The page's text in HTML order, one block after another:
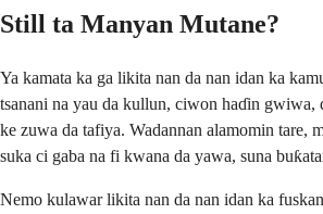
Still ta Manyan Mutane?
Ya kamata ka ga likita nan da nan idan ka
tsanani na yau da kullun, ciwon haɗin gwiwa,
ke zuwa da tafiya. Wadannan alamomin tare,
suka ci gaba na fi kwana da yawa, suna
Nemo kulawar likita nan da nan idan ka